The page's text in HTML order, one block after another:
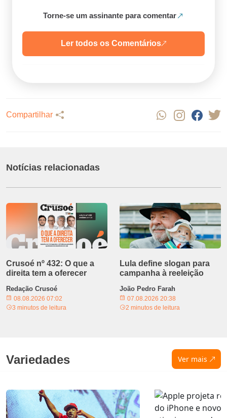
Torne-se um assinante para comentar
Ler todos os Comentários
Compartilhar
Notícias relacionadas
Crusoé nº 432: O que a
direita tem a oferecer
Redação Crusoé
08.08.2026 07:02
3 minutos de leitura
Lula define slogan para
campanha à reeleição
João Pedro Farah
07.08.2026 20:38
2 minutos de leitura
Variedades Ver mais